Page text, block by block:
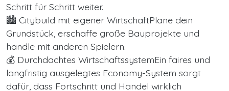
Schritt für Schritt weiter.
🏙️ Citybuild mit eigener WirtschaftPlane dein
Grundstück, erschaffe große Bauprojekte und
handle mit anderen Spielern.
💰 Durchdachtes WirtschaftssystemEin faires und
langfristig ausgelegtes Economy-System sorgt
dafür, dass Fortschritt und Handel wirklich